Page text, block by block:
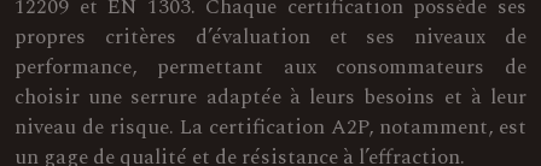
12209 et EN 1303. Chaque certification possède ses
propres critères d’évaluation et ses niveaux de
performance, permettant aux consommateurs de
choisir une serrure adaptée à leurs besoins et à leur
niveau de risque. La certification A2P, notamment, est
un gage de qualité et de résistance à l’effraction.